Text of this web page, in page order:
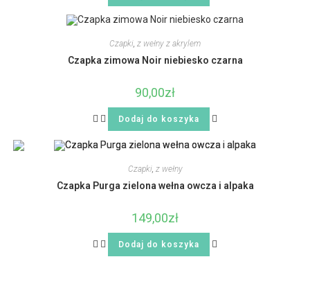
Czapki, z wełny z akrylem
Czapka zimowa Noir niebiesko czarna
90,00zł
Dodaj do koszyka
Czapki, z wełny
Czapka Purga zielona wełna owcza i alpaka
149,00zł
Dodaj do koszyka